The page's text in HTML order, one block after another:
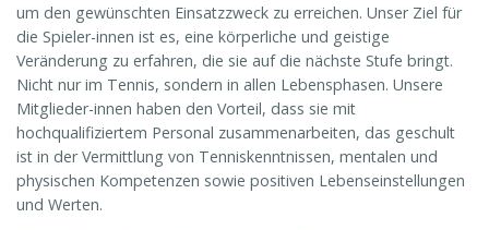
um den gewünschten Einsatzzweck zu erreichen. Unser Ziel für
die Spieler-innen ist es, eine körperliche und geistige
Veränderung zu erfahren, die sie auf die nächste Stufe bringt.
Nicht nur im Tennis, sondern in allen Lebensphasen. Unsere
Mitglieder-innen haben den Vorteil, dass sie mit
hochqualifiziertem Personal zusammenarbeiten, das geschult
ist in der Vermittlung von Tenniskenntnissen, mentalen und
physischen Kompetenzen sowie positiven Lebenseinstellungen
und Werten.